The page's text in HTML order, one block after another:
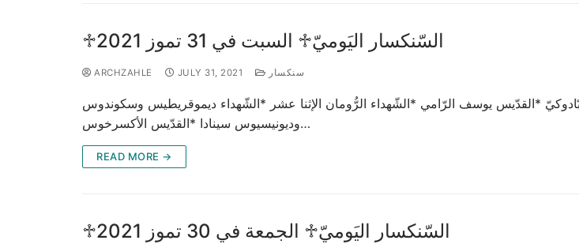
♱السّنكسار اليَوميّ♱ السبت في 31 تموز 2021
ARCHZAHLE JULY 31, 2021 سنكسار
*القدّيس يوسف الرّامي *الشّهداء الرُّومان الإثنا عشر *الشّهداء ديموقريطيس وسكوندوس
وديونيسيوس سينادا *القدّيس الأكسرخوس…
READ MORE →
♱السّنكسار اليَوميّ♱ الجمعة في 30 تموز 2021